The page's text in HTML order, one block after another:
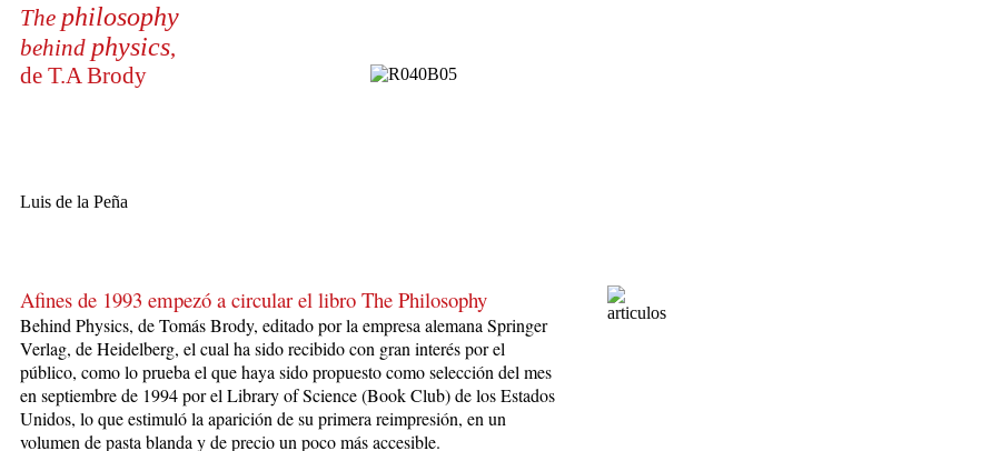
The philosophy
behind physics,
de T.A Brody
Luis de la Peña
Afines de 1993 empezó a circular el libro The Philosophy
Behind Physics, de Tomás Brody, editado por la empresa alemana Springer
Verlag, de Heidelberg, el cual ha sido recibido con gran interés por el
público, como lo prueba el que haya sido propuesto como selección del mes
en septiembre de 1994 por el Library of Science (Book Club) de los Estados
Unidos, lo que estimuló la aparición de su primera reimpresión, en un
volumen de pasta blanda y de precio un poco más accesible.